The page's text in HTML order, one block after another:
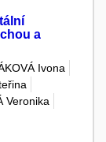
a
Ivona
Veronika